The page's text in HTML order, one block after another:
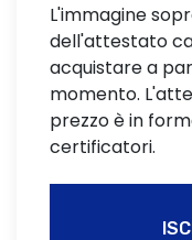
L'immagine
dell'attestato
acquistare a
momento.
prezzo è in
certificatori.